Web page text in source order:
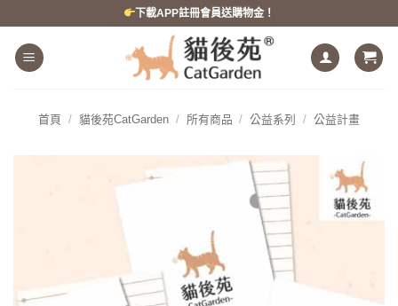
下載APP註冊會員送購物金！
首頁 / 貓後苑CatGarden / 所有商品 / 公益系列 / 公益計畫